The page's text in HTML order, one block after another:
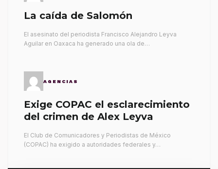
La caída de Salomón
El asesinato del periodista Francisco Alejandro Leyva
Aguilar en Oaxaca ha generado una ola de…
AGENCIAS
Exige COPAC el esclarecimiento
del crimen de Alex Leyva
El Club de Comunicadores y Periodistas de México
(COPAC) ha exigido a autoridades federales y…